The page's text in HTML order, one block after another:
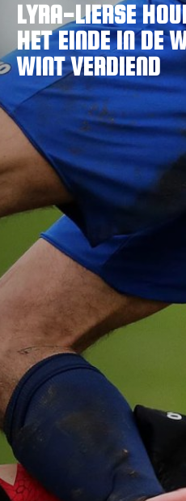
LYRA-LIERSE
HET EINDE IN DE
WINT VERDIEND